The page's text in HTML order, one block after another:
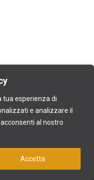
tua esperienza di
e analizzare il
al nostro
Accetta